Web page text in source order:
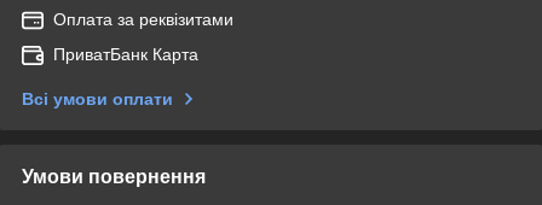
Оплата за реквізитами
ПриватБанк Карта
Всі умови оплати
Умови повернення